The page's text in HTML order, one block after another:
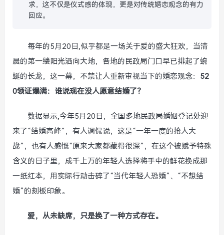
求，这不仅是仪式感的体现，更是对传统婚恋观念的有力
回应。
每年的5月20日,似乎都是一场关于爱的盛大狂欢，当清
晨的第一缕阳光洒向大地，各地的民政局门口早已排起了蜿
蜒的长龙，这一幕，不禁让人重新审视当下的婚恋观念： 52
0领证爆满：谁说现在没人愿意结婚了？
数据显示,今年5月20日，全国多地民政局婚姻登记处迎
来了“结婚高峰”，有人调侃说，这是“一年一度的抢人大
战”，也有人感慨“原来大家都藏得很深”，在这个被赋予特殊
含义的日子里，成千上万的年轻人选择将手中的鲜花换成那
一纸红本，用实际行动击碎了“当代年轻人恐婚”、“不想结
婚”的刻板印象。
爱，从未缺席，只是换了一种方式存在。